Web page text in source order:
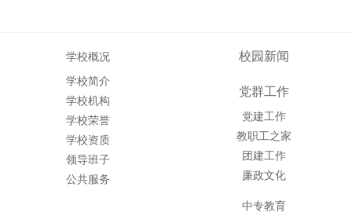
学校概况
学校简介
学校机构
学校荣誉
学校资质
领导班子
公共服务
校园新闻
党群工作
党建工作
教职工之家
团建工作
廉政文化
中专教育